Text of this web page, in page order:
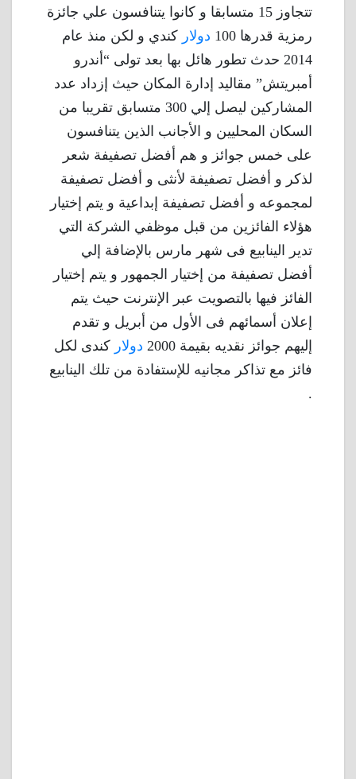
تتجاوز 15 متسابقا و كانوا يتنافسون علي جائزة
رمزية قدرها 100
دولار كندي و لكن منذ عام
2014 حدث تطور هائل بها بعد تولى “أندرو
أمبريتش” مقاليد إدارة المكان حيث إزداد عدد
المشاركين ليصل إلي 300 متسابق تقريبا من
السكان المحليين و الأجانب الذين يتنافسون
على خمس جوائز و هم أفضل تصفيفة شعر
لذكر و أفضل تصفيفة لأنثى و أفضل تصفيفة
لمجموعه و أفضل تصفيفة إبداعية و يتم إختيار
هؤلاء الفائزين من قبل موظفي الشركة التي
تدير الينابيع فى شهر مارس بالإضافة إلي
أفضل تصفيفة من إختيار الجمهور و يتم إختيار
الفائز فيها بالتصويت عبر الإنترنت حيث يتم
إعلان أسمائهم فى الأول من أبريل و تقدم
إليهم جوائز نقديه بقيمة 2000
دولار كندى لكل
فائز مع تذاكر مجانيه للإستفادة من تلك الينابيع
.